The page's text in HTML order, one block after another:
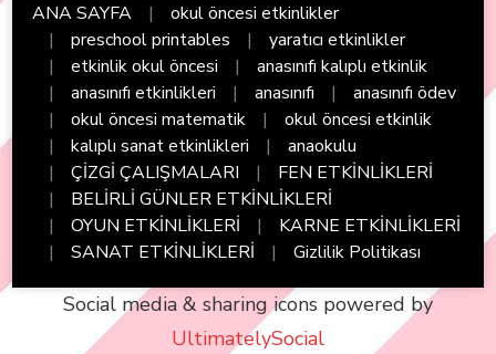
ANA SAYFA
okul öncesi etkinlikler
preschool printables
yaratıcı etkinlikler
etkinlik okul öncesi
anasınıfı kalıplı etkinlik
anasınıfı etkinlikleri
anasınıfı
anasınıfı ödev
okul öncesi matematik
okul öncesi etkinlik
kalıplı sanat etkinlikleri
anaokulu
ÇİZGİ ÇALIŞMALARI
FEN ETKİNLİKLERİ
BELİRLİ GÜNLER ETKİNLİKLERİ
OYUN ETKİNLİKLERİ
KARNE ETKİNLİKLERİ
SANAT ETKİNLİKLERİ
Gizlilik Politikası
Social media & sharing icons powered by
UltimatelySocial